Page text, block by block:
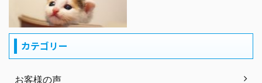
カテゴリー
お客様の声